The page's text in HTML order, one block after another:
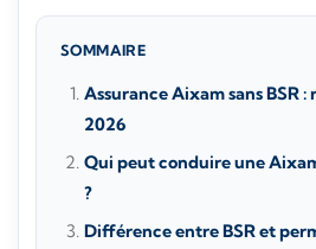
SOMMAIRE
Assurance Aixam sans BSR
2026
Qui peut conduire une
?
Différence entre BSR et